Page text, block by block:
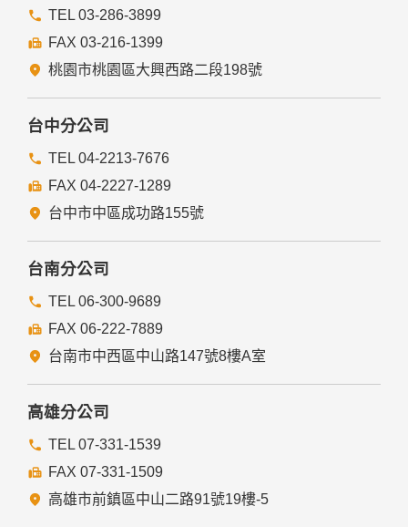
TEL 03-286-3899
FAX 03-216-1399
桃園市桃園區大興西路二段198號
台中分公司
TEL 04-2213-7676
FAX 04-2227-1289
台中市中區成功路155號
台南分公司
TEL 06-300-9689
FAX 06-222-7889
台南市中西區中山路147號8樓A室
高雄分公司
TEL 07-331-1539
FAX 07-331-1509
高雄市前鎮區中山二路91號19樓-5